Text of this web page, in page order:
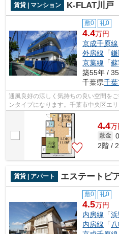
賃貸 | マンション K-FLAT川戸
敷0 礼0
4.4万円
京成千原線
外房線 「鎌
京葉線 「
築55年 /
千葉県千
通風良好の涼しく気持ちの良い空間を
ンタイプになります。千葉市中央区エ
ブ・トラストには豊富にございます。 お
4.4万
敷金
2階 /
賃貸 | アパート エステートピ
敷0 礼0
4.5万円
内房線 「
内房線 「